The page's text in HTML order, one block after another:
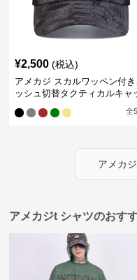
¥2,500 (税込)
アメカジ スカルワッペン付き
ッシュ切替タクティカルキャ
全5
アメカジ
アメカジt シャツのおす